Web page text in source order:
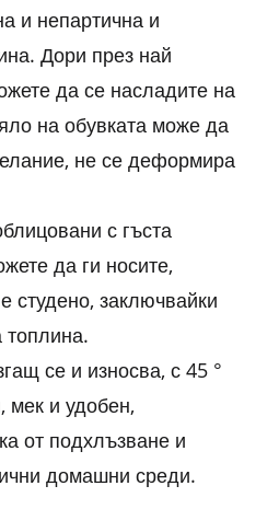
и непартична и
Дори през най
да се насладите на
на обувката може да
не се деформира
с гъста
да ги носите,
студено, заключвайки
топлина.
се и износва, с 45 °
мек и удобен,
от подхлъзване и
домашни среди.